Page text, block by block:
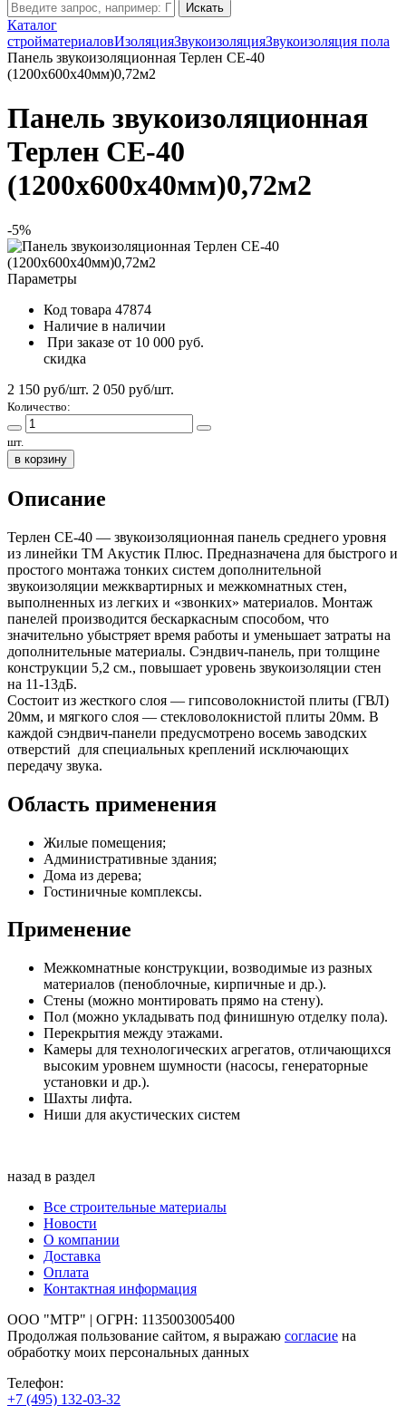
Искать
Каталог
стройматериаловИзоляцияЗвукоизоляцияЗвукоизоляция пола
Панель звукоизоляционная Терлен СЕ-40
(1200х600х40мм)0,72м2
Панель звукоизоляционная
Терлен СЕ-40
(1200х600х40мм)0,72м2
-5%
Параметры
Код товара 47874
Наличие в наличии
При заказе от 10 000 руб.
скидка
2 150 руб/шт. 2 050 руб/шт.
Количество:
шт.
в корзину
Описание
Терлен СЕ-40 — звукоизоляционная панель среднего уровня
из линейки TM Акустик Плюс. Предназначена для быстрого и
простого монтажа тонких систем дополнительной
звукоизоляции межквартирных и межкомнатных стен,
выполненных из легких и «звонких» материалов. Монтаж
панелей производится бескаркасным способом, что
значительно убыстряет время работы и уменьшает затраты на
дополнительные материалы. Сэндвич-панель, при толщине
конструкции 5,2 см., повышает уровень звукоизоляции стен
на 11-13дБ.
Состоит из жесткого слоя — гипсоволокнистой плиты (ГВЛ)
20мм, и мягкого слоя — стекловолокнистой плиты 20мм. В
каждой сэндвич-панели предусмотрено восемь заводских
отверстий для специальных креплений исключающих
передачу звука.
Область применения
Жилые помещения;
Административные здания;
Дома из дерева;
Гостиничные комплексы.
Применение
Межкомнатные конструкции, возводимые из разных
материалов (пеноблочные, кирпичные и др.).
Стены (можно монтировать прямо на стену).
Пол (можно укладывать под финишную отделку пола).
Перекрытия между этажами.
Камеры для технологических агрегатов, отличающихся
высоким уровнем шумности (насосы, генераторные
установки и др.).
Шахты лифта.
Ниши для акустических систем
назад в раздел
Все строительные материалы
Новости
О компании
Доставка
Оплата
Контактная информация
ООО "МТР" | ОГРН: 1135003005400
Продолжая пользование сайтом, я выражаю согласие на
обработку моих персональных данных
Телефон:
+7 (495) 132-03-32